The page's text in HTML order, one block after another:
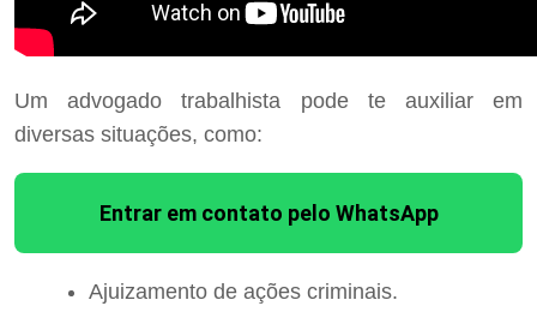
Um advogado trabalhista pode te auxiliar em
diversas situações, como:
Entrar em contato pelo WhatsApp
Ajuizamento de ações criminais.